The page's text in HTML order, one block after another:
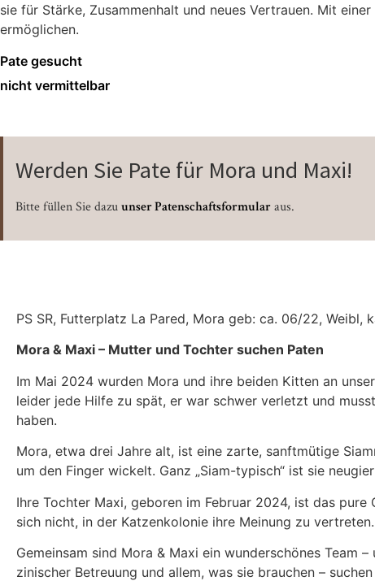
sie für Stärke, Zusammenhalt und neues Vertrauen. Mit
ermöglichen.
Pate gesucht
nicht vermittelbar
Werden Sie Pate für Mora und Maxi!
Bitte füllen Sie dazuunser Patenschaftsformularaus.
PS SR, Fut­ter­platz La Pared, Mora geb: ca. 06/22,
Mora & Maxi – Mut­ter und Toch­ter suchen Paten
Im Mai 2024 wur­den Mora und ihre bei­den Kit­ten an
lei­der jede Hil­fe zu spät, er war schwer ver­letzt und
haben.
Mora, etwa drei Jah­re alt, ist eine zar­te, sanft­mü­ti­ge
um den Fin­ger wickelt. Ganz „Siam-typisch“ ist sie
Ihre Toch­ter Maxi, gebo­ren im Febru­ar 2024, ist das
sich nicht, in der Kat­zen­ko­lo­nie ihre Mei­nung zu
Gemein­sam sind Mora & Maxi ein wun­der­schö­nes
zi­ni­scher Betreu­ung und allem, was sie brau­chen –